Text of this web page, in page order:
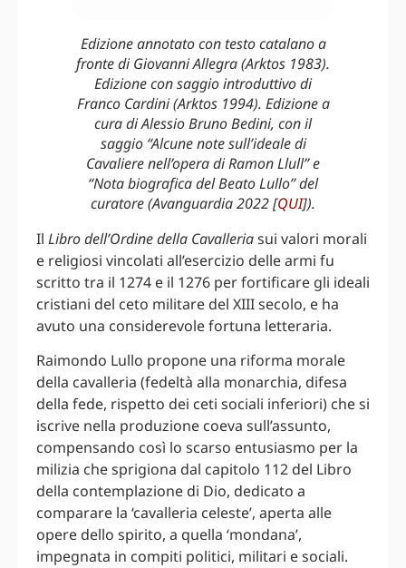
Edizione annotato con testo catalano a
fronte di Giovanni Allegra (Arktos 1983).
Edizione con saggio introduttivo di
Franco Cardini (Arktos 1994). Edizione a
cura di Alessio Bruno Bedini, con il
saggio “Alcune note sull’ideale di
Cavaliere nell’opera di Ramon Llull” e
“Nota biografica del Beato Lullo” del
curatore (Avanguardia 2022 [QUI]).
Il Libro dell’Ordine della Cavalleriasui valori morali
e religiosi vincolati all’esercizio delle armi fu
scritto tra il 1274 e il 1276 per fortificare gli ideali
cristiani del ceto militare del XIII secolo, e ha
avuto una considerevole fortuna letteraria.
Raimondo Lullo propone una riforma morale
della cavalleria (fedeltà alla monarchia, difesa
della fede, rispetto dei ceti sociali inferiori) che si
iscrive nella produzione coeva sull’assunto,
compensando così lo scarso entusiasmo per la
milizia che sprigiona dal capitolo 112 del Libro
della contemplazione di Dio, dedicato a
comparare la ‘cavalleria celeste’, aperta alle
opere dello spirito, a quella ‘mondana’,
impegnata in compiti politici, militari e sociali.